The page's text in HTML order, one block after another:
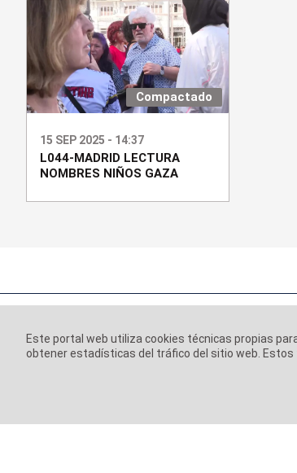
Compactado
15 SEP 2025 - 14:37
L044-MADRID LECTURA
NOMBRES NIÑOS GAZA
Este portal web utiliza cookies técnicas propias
obtener estadísticas del tráfico del sitio web.